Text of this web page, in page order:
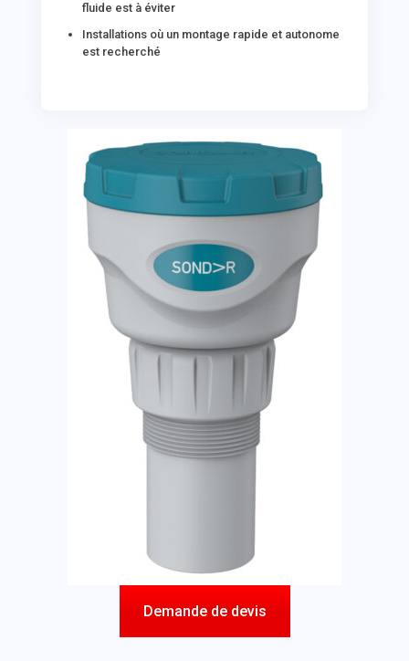
fluide est à éviter
Installations où un montage rapide et autonome
est recherché
Demande de devis